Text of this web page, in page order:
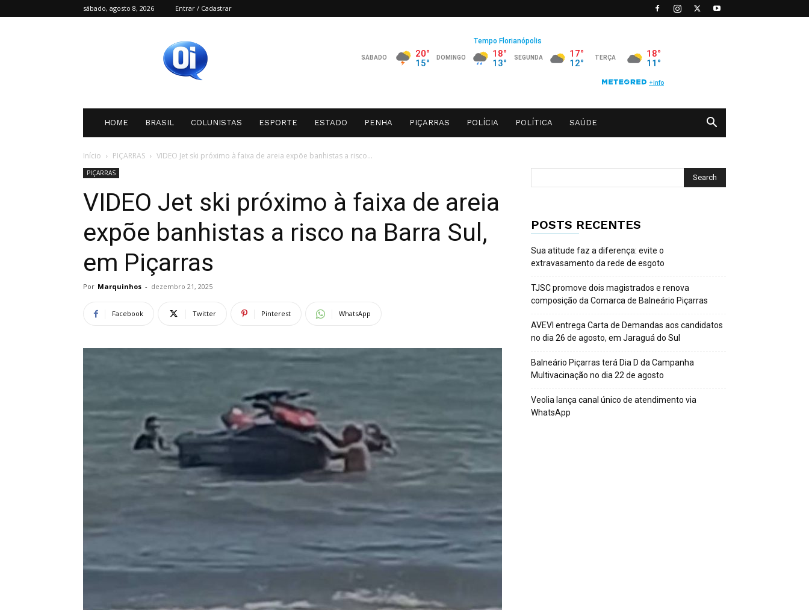
sábado, agosto 8, 2026 Entrar / Cadastrar
HOME BRASIL COLUNISTAS ESPORTE ESTADO PENHA PIÇARRAS POLÍCIA POLÍTICA SAÚDE
Início PIÇARRAS VIDEO Jet ski próximo à faixa de areia expõe banhistas a risco...
PIÇARRAS
VIDEO Jet ski próximo à faixa de areia
expõe banhistas a risco na Barra Sul,
em Piçarras
Por Marquinhos - dezembro 21, 2025
Facebook Twitter Pinterest WhatsApp
POSTS RECENTES
Sua atitude faz a diferença: evite o
extravasamento da rede de esgoto
TJSC promove dois magistrados e renova
composição da Comarca de Balneário Piçarras
AVEVI entrega Carta de Demandas aos candidatos
no dia 26 de agosto, em Jaraguá do Sul
Balneário Piçarras terá Dia D da Campanha
Multivacinação no dia 22 de agosto
Veolia lança canal único de atendimento via
WhatsApp